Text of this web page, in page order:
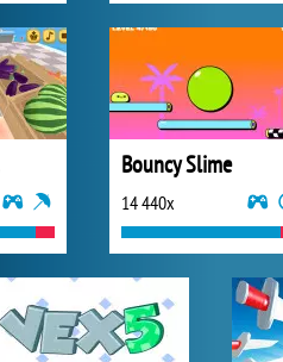
Bouncy Slime
14 440x